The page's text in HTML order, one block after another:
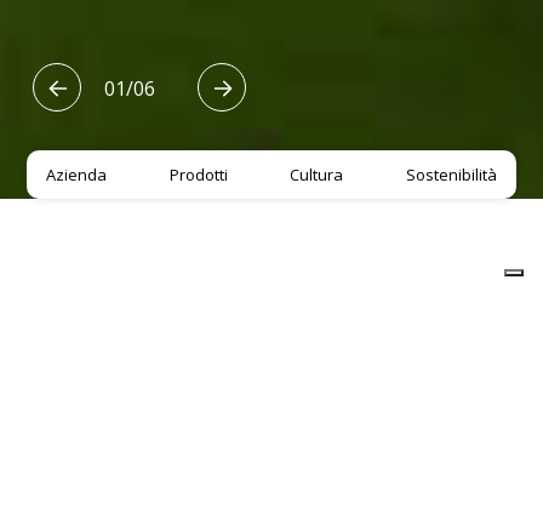
01/06
Azienda Prodotti Cultura Sostenibilità